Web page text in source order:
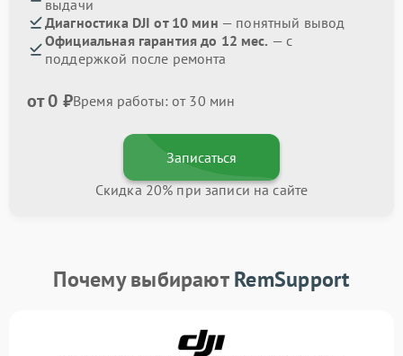
выдачи
Диагностика DJI от 10 мин — понятный вывод
Официальная гарантия до 12 мес. — с
поддержкой после ремонта
от 0 ₽Время работы: от 30 мин
Записаться
Скидка 20% при записи на сайте
Почему выбираютRemSupport